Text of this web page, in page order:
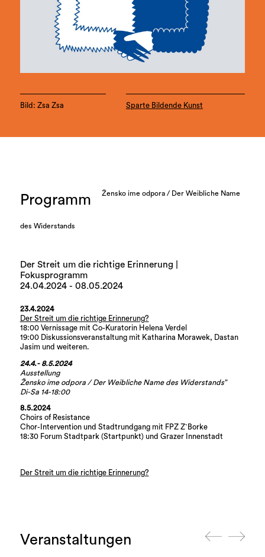
Bild: Zsa Zsa Sparte Bildende Kunst
Programm Žensko ime odpora / Der Weibliche Name
des Widerstands
Der Streit um die richtige Erinnerung |
Fokusprogramm
24.04.2024 - 08.05.2024
23.4.2024
Der Streit um die richtige Erinnerung?
18:00 Vernissage mit Co-Kuratorin Helena Verdel
19:00 Diskussionsveranstaltung mit Katharina Morawek, Dastan
Jasim und weiteren.
24.4.- 8.5.2024
Ausstellung
Žensko ime odpora / Der Weibliche Name des Widerstands”
Di-Sa 14-18:00
8.5.2024
Choirs of Resistance
Chor-Intervention und Stadtrundgang mit FPZ Z`Borke
18:30 Forum Stadtpark (Startpunkt) und Grazer Innenstadt
Der Streit um die richtige Erinnerung?
Veranstaltungen